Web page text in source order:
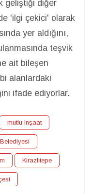
geliştiği diğer
'ilgi çekici' olarak
yer aldığını,
teşvik
ait bileşen
alanlardaki
ifade ediyorlar.
mutlu inşaat
Kirazlıtepe